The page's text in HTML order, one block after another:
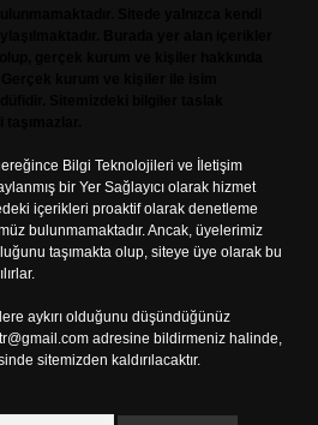
Bilgi Teknolojileri ve İletişim
bir Yer Sağlayıcı olarak hizmet
içerikleri proaktif olarak denetleme
bulunmamaktadır. Ancak, üyelerimiz
taşımakta olup, siteye üye olarak bu
aykırı olduğunu düşündüğünüz
adresine bildirmeniz halinde,
sitemizden kaldırılacaktır.